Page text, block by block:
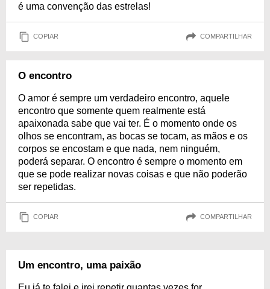
é uma convenção das estrelas!
COPIAR COMPARTILHAR
O encontro
O amor é sempre um verdadeiro encontro, aquele
encontro que somente quem realmente está
apaixonada sabe que vai ter. É o momento onde os
olhos se encontram, as bocas se tocam, as mãos e os
corpos se encostam e que nada, nem ninguém,
poderá separar. O encontro é sempre o momento em
que se pode realizar novas coisas e que não poderão
ser repetidas.
COPIAR COMPARTILHAR
Um encontro, uma paixão